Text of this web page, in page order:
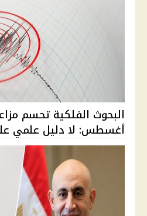
أغسطس: لا دليل علمي